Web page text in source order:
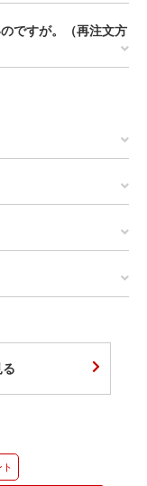
ですが。（再注文方